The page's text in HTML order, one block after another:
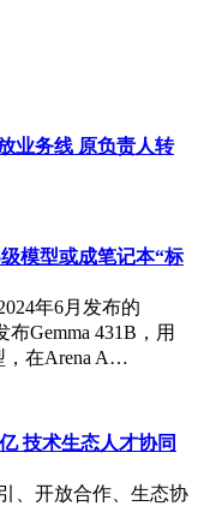
业务线 原负责人转
模型或成笔记本“标
年6月发布的
布Gemma 431B，用
在Arena A…
技术生态人才协同
、开放合作、生态协